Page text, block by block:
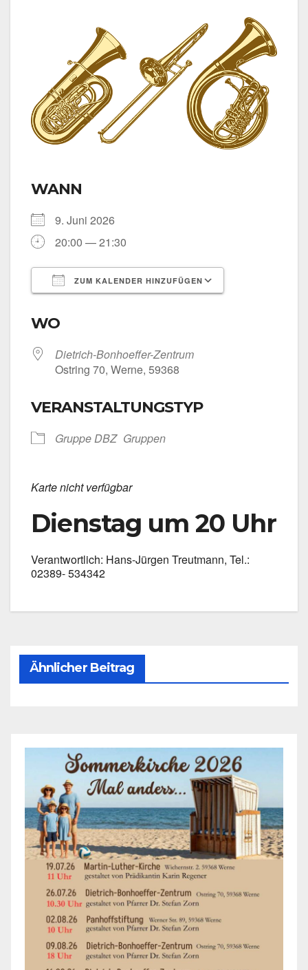
WANN
9. Juni 2026
20:00 — 21:30
ZUM KALENDER HINZUFÜGEN
WO
Dietrich-Bonhoeffer-Zentrum
Ost­ring 70, Wer­ne, 59368
VERANSTALTUNGSTYP
Grup­pe DBZ Grup­pen
Kar­te nicht ver­füg­bar
Dienstag um 20 Uhr
Ver­ant­wort­lich: Hans-Jürgen Treut­mann, Tel.:
02389- 534342
Ähnlicher Beitrag